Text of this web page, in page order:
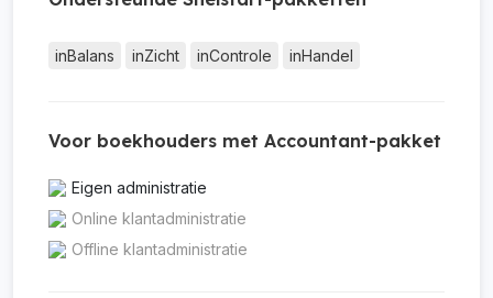
inBalans inZicht inControle inHandel
Voor boekhouders met Accountant-pakket
Eigen administratie
Online klantadministratie
Offline klantadministratie